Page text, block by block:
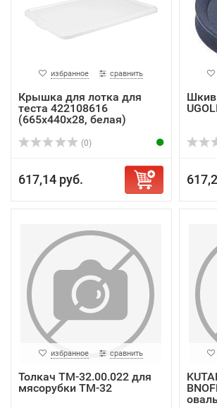
избранное сравнить
Крышка для лотка для
теста 422108616
(665х440х28, белая)
(0)
617,14 руб.
Шкив
избранное сравнить
Толкач ТМ-32.00.022 для
мясорубки ТМ-32